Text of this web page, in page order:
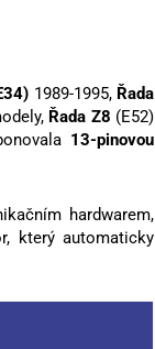
1989-1995, Řada
Řada Z8 (E52)
13-pinovou
hardwarem,
který automaticky